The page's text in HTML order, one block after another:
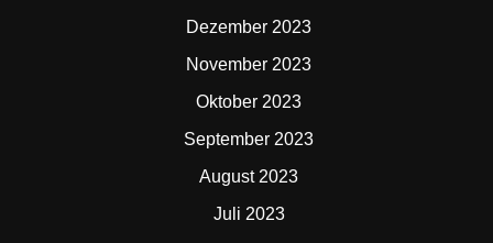
Dezember 2023
November 2023
Oktober 2023
September 2023
August 2023
Juli 2023